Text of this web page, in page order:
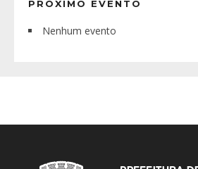
PRÓXIMO EVENTO
Nenhum evento